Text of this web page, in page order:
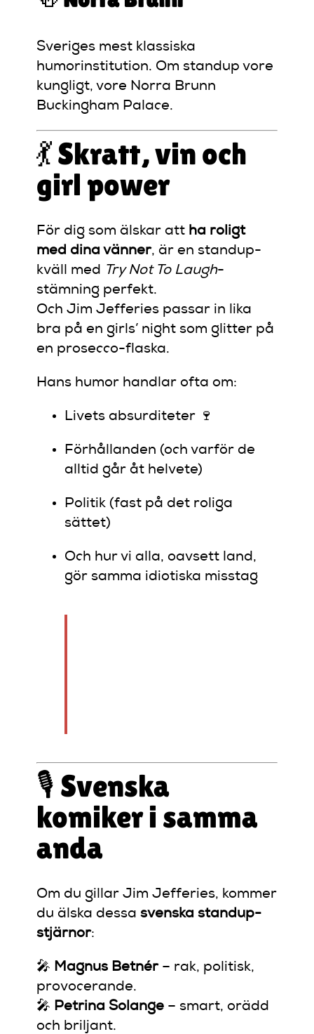
Sveriges mest klassiska
humorinstitution. Om standup vore
kungligt, vore Norra Brunn
Buckingham Palace.
💃 Skratt, vin och
girl power
För dig som älskar att ha roligt
med dina vänner, är en standup-
kväll med Try Not To Laugh-
stämning perfekt.
Och Jim Jefferies passar in lika
bra på en girls’ night som glitter på
en prosecco-flaska.
Hans humor handlar ofta om:
Livets absurditeter 🍷
Förhållanden (och varför de
alltid går åt helvete)
Politik (fast på det roliga
sättet)
Och hur vi alla, oavsett land,
gör samma idiotiska misstag
🎙️ Svenska
komiker i samma
anda
Om du gillar Jim Jefferies, kommer
du älska dessasvenska standup-
stjärnor:
🎤 Magnus Betnér– rak, politisk,
provocerande.
🎤 Petrina Solange – smart, orädd
och briljant.